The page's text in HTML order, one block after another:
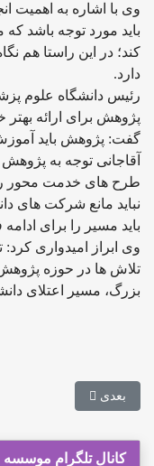
وی با اشاره به اهمیت
باید مورد توجه باشد
کند؛ در این راستا هم
دارد.
رئیس دانشگاه علوم
گفت: پژوهش باید
آقاجانی توجه به
طرح های خدمت محور
نباید مانع شرکت های
باید مسیر را برای
وی ابراز امیدواری
تلاش ها در حوزه پژوهش
بزرگ، مسیر اعتلای
مطلب بعدی: کاهش
بعدی
کانال تلگرام